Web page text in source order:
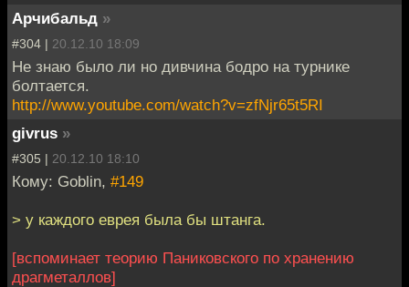
Арчибальд »
#304 | 20.12.10 18:09
Не знаю было ли но дивчина бодро на турнике
болтается.
http://www.youtube.com/watch?v=zfNjr65t5RI
givrus »
#305 | 20.12.10 18:10
Кому: Goblin, #149
> у каждого еврея была бы штанга.
[вспоминает теорию Паниковского по хранению
драгметаллов]